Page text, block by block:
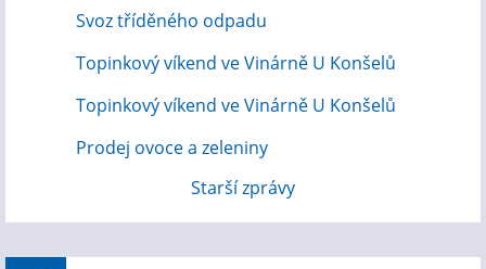
Svoz tříděného odpadu
Topinkový víkend ve Vinárně U Konšelů
Topinkový víkend ve Vinárně U Konšelů
Prodej ovoce a zeleniny
Starší zprávy